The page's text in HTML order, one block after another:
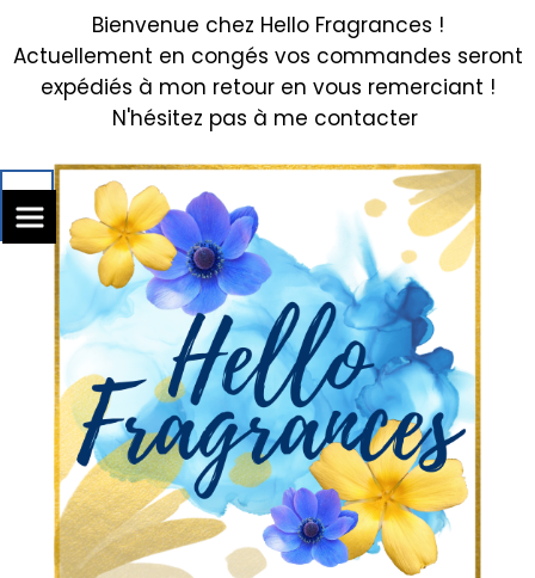
Bienvenue chez Hello Fragrances !
Actuellement en congés vos commandes seront
expédiés à mon retour en vous remerciant !
N'hésitez pas à me contacter